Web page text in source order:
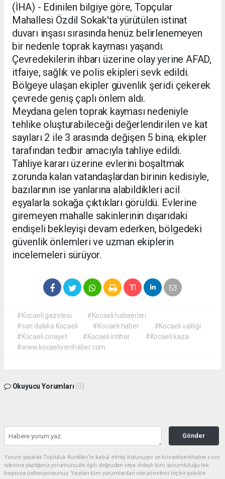
(İHA) - Edinilen bilgiye göre, Topçular
Mahallesi Özdil Sokak'ta yürütülen istinat
duvarı inşası sırasında henüz belirlenemeyen
bir nedenle toprak kayması yaşandı.
Çevredekilerin ihbarı üzerine olay yerine AFAD,
itfaiye, sağlık ve polis ekipleri sevk edildi.
Bölgeye ulaşan ekipler güvenlik şeridi çekerek
çevrede geniş çaplı önlem aldı.
Meydana gelen toprak kayması nedeniyle
tehlike oluşturabileceği değerlendirilen ve kat
sayıları 2 ile 3 arasında değişen 5 bina, ekipler
tarafından tedbir amacıyla tahliye edildi.
Tahliye kararı üzerine evlerini boşaltmak
zorunda kalan vatandaşlardan birinin kedisiyle,
bazılarının ise yanlarına alabildikleri acil
eşyalarla sokağa çıktıkları görüldü. Evlerine
giremeyen mahalle sakinlerinin dışarıdaki
endişeli bekleyişi devam ederken, bölgedeki
güvenlik önlemleri ve uzman ekiplerin
incelemeleri sürüyor.
#Kocaeli gazetesi
#Kocaeli habaerleri
#son dakika Kocaeli
#Kocaeli haber
#Kocaeli valiliği
#Kocaeli cinayet
#Kocaeli intihar
#Kocaeli kaza
#www.kocaeliyenihaber.com
Okuyucu Yorumları (0)
Gönder
Yorum yazarak Topluluk Kuralları’nı kabul etmiş bulunuyor ve kocaeliyenihaber.com
sitesine yaptığınız yorumunuzla ilgili doğrudan veya dolaylı tüm sorumluluğu tek
başınıza üstleniyorsunuz. Yazılan tüm yorumlardan site yönetimi hiçbir şekilde